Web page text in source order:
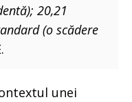
20,21
(o scădere
unei